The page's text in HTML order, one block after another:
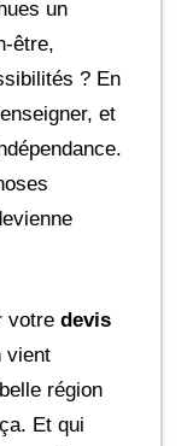
un
être,
? En
et
votre devis
vient
région
Et qui